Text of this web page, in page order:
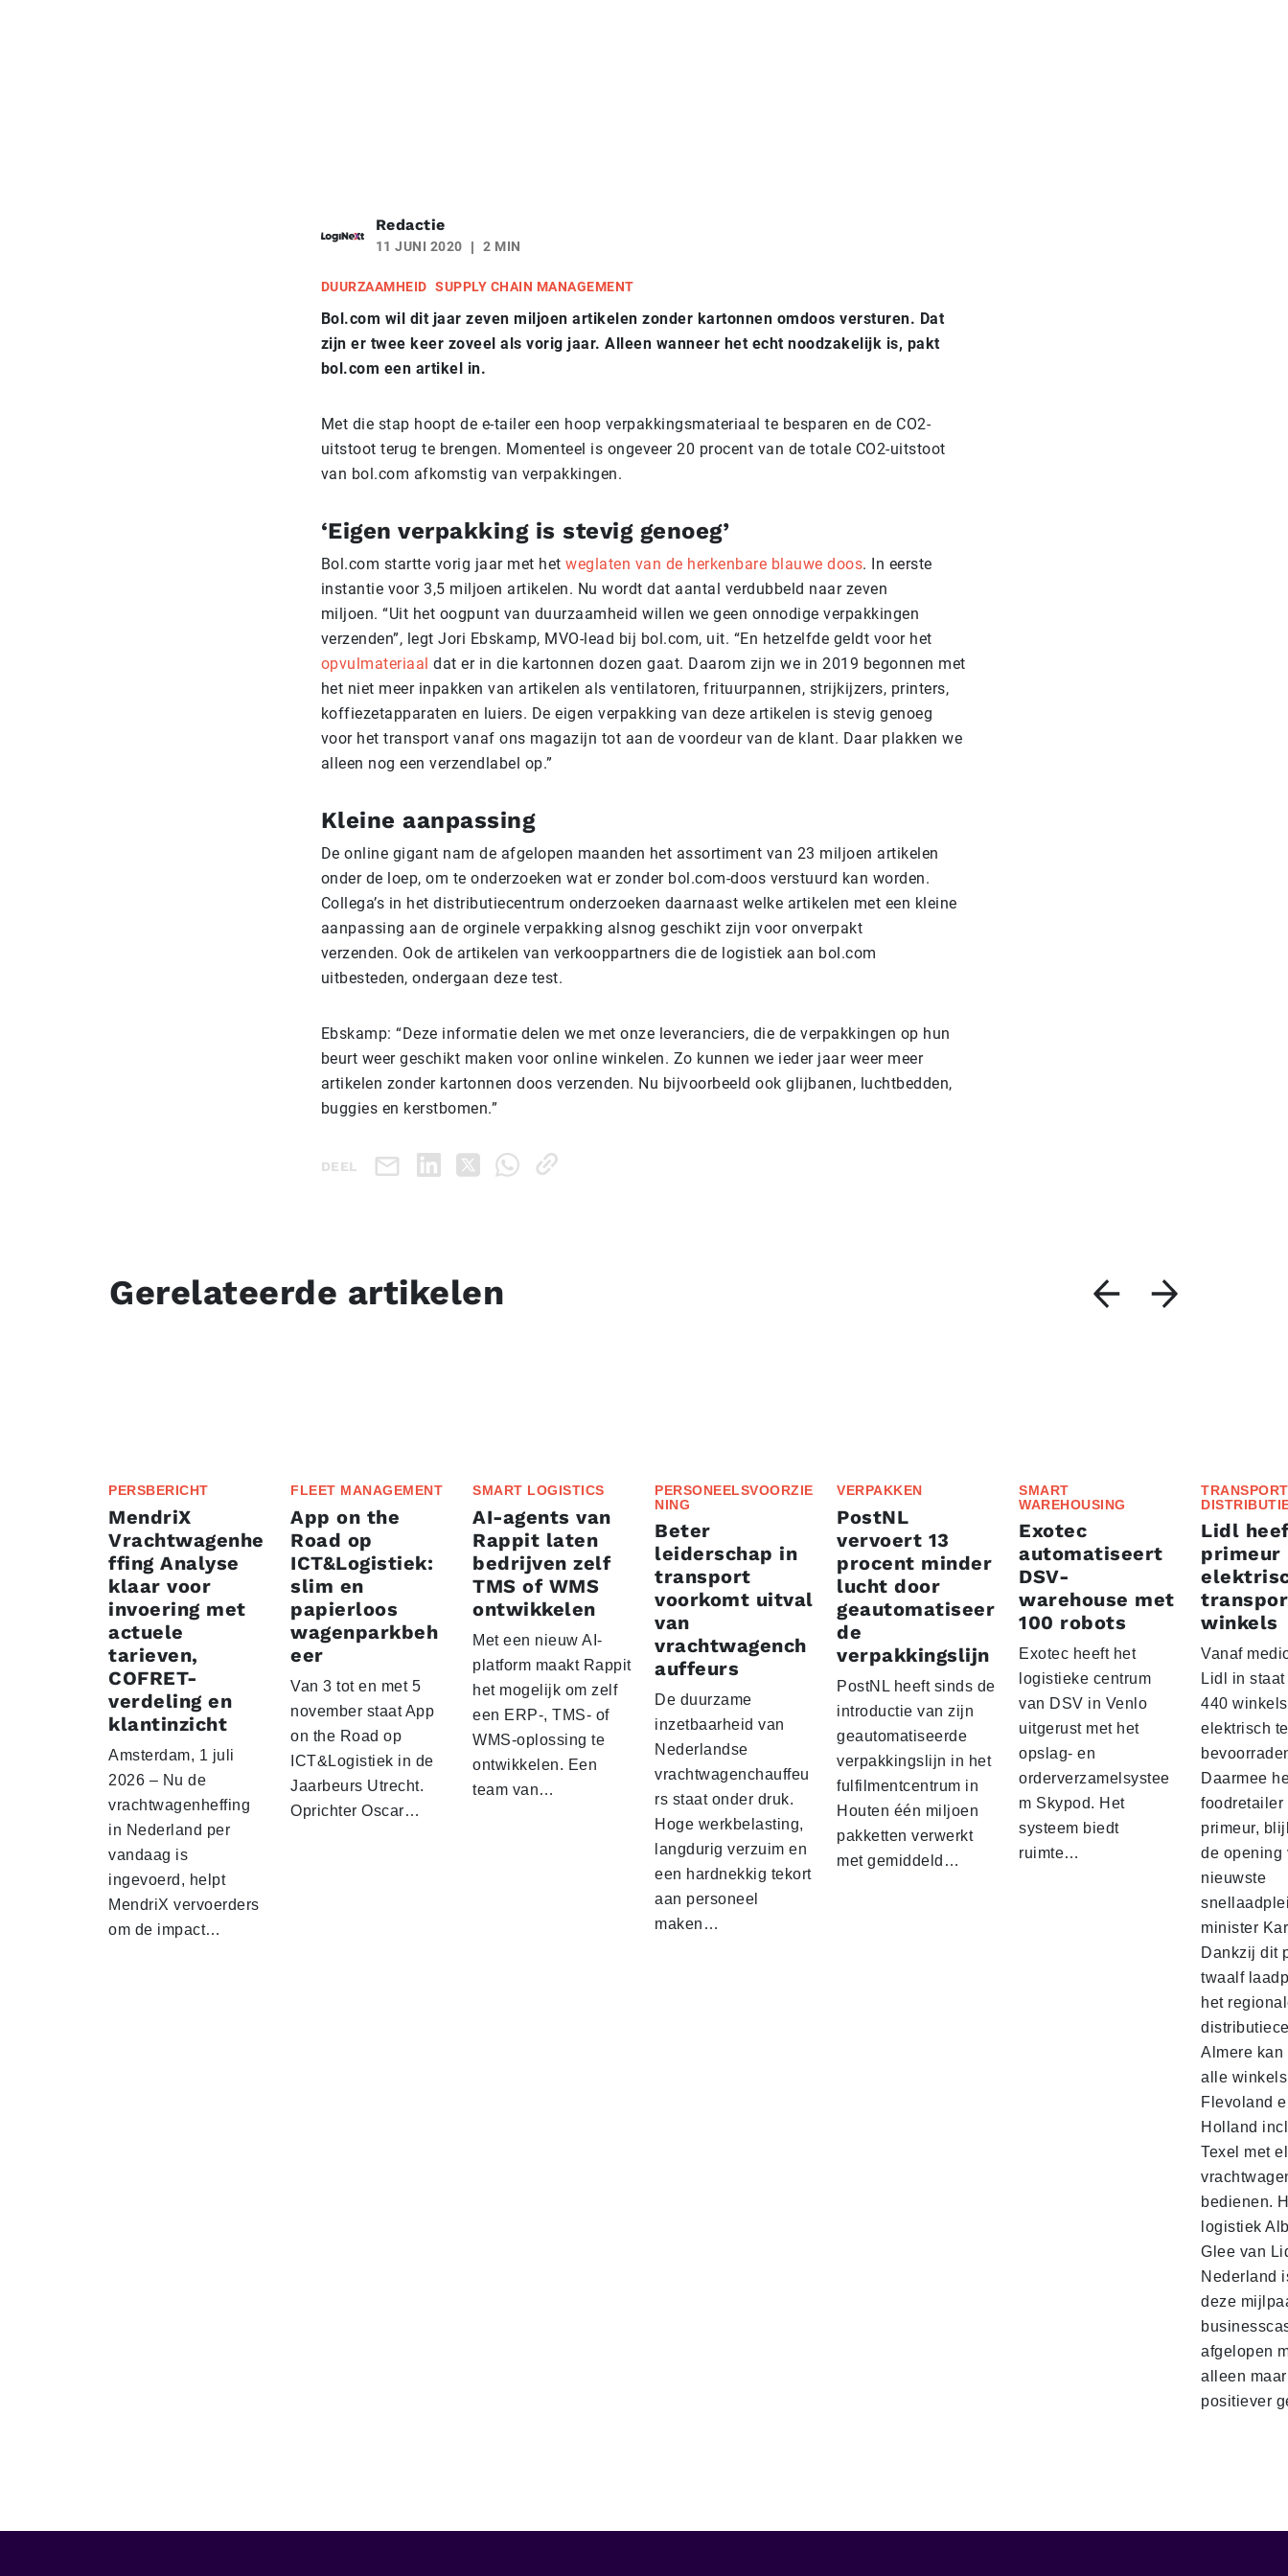
Redactie
11 JUNI 2020 2 MIN
DUURZAAMHEID SUPPLY CHAIN MANAGEMENT
Bol.com wil dit jaar zeven miljoen artikelen zonder kartonnen omdoos versturen. Dat
zijn er twee keer zoveel als vorig jaar. Alleen wanneer het echt noodzakelijk is, pakt
bol.com een artikel in.
Met die stap hoopt de e-tailer een hoop verpakkingsmateriaal te besparen en de CO2-
uitstoot terug te brengen. Momenteel is ongeveer 20 procent van de totale CO2-uitstoot
van bol.com afkomstig van verpakkingen.
‘Eigen verpakking is stevig genoeg’
Bol.com startte vorig jaar met het weglaten van de herkenbare blauwe doos. In eerste
instantie voor 3,5 miljoen artikelen. Nu wordt dat aantal verdubbeld naar zeven
miljoen. “Uit het oogpunt van duurzaamheid willen we geen onnodige verpakkingen
verzenden”, legt Jori Ebskamp, MVO-lead bij bol.com, uit. “En hetzelfde geldt voor het
opvulmateriaal dat er in die kartonnen dozen gaat. Daarom zijn we in 2019 begonnen met
het niet meer inpakken van artikelen als ventilatoren, frituurpannen, strijkijzers, printers,
koffiezetapparaten en luiers. De eigen verpakking van deze artikelen is stevig genoeg
voor het transport vanaf ons magazijn tot aan de voordeur van de klant. Daar plakken we
alleen nog een verzendlabel op.”
Kleine aanpassing
De online gigant nam de afgelopen maanden het assortiment van 23 miljoen artikelen
onder de loep, om te onderzoeken wat er zonder bol.com-doos verstuurd kan worden.
Collega’s in het distributiecentrum onderzoeken daarnaast welke artikelen met een kleine
aanpassing aan de orginele verpakking alsnog geschikt zijn voor onverpakt
verzenden. Ook de artikelen van verkooppartners die de logistiek aan bol.com
uitbesteden, ondergaan deze test.
Ebskamp: “Deze informatie delen we met onze leveranciers, die de verpakkingen op hun
beurt weer geschikt maken voor online winkelen. Zo kunnen we ieder jaar weer meer
artikelen zonder kartonnen doos verzenden. Nu bijvoorbeeld ook glijbanen, luchtbedden,
buggies en kerstbomen.”
DEEL
Gerelateerde artikelen
PERSBERICHT
MendriX
Vrachtwagenhe
ffing Analyse
klaar voor
invoering met
actuele
tarieven,
COFRET-
verdeling en
klantinzicht
Amsterdam, 1 juli
2026 – Nu de
vrachtwagenheffing
in Nederland per
vandaag is
ingevoerd, helpt
MendriX vervoerders
om de impact…
FLEET MANAGEMENT
App on the
Road op
ICT&Logistiek:
slim en
papierloos
wagenparkbeh
eer
Van 3 tot en met 5
november staat App
on the Road op
ICT&Logistiek in de
Jaarbeurs Utrecht.
Oprichter Oscar…
SMART LOGISTICS
AI-agents van
Rappit laten
bedrijven zelf
TMS of WMS
ontwikkelen
Met een nieuw AI-
platform maakt Rappit
het mogelijk om zelf
een ERP-, TMS- of
WMS-oplossing te
ontwikkelen. Een
team van…
PERSONEELSVOORZIE
NING
Beter
leiderschap in
transport
voorkomt uitval
van
vrachtwagench
auffeurs
De duurzame
inzetbaarheid van
Nederlandse
vrachtwagenchauffeu
rs staat onder druk.
Hoge werkbelasting,
langdurig verzuim en
een hardnekkig tekort
aan personeel
maken…
VERPAKKEN
PostNL
vervoert 13
procent minder
lucht door
geautomatiseer
de
verpakkingslijn
PostNL heeft sinds de
introductie van zijn
geautomatiseerde
verpakkingslijn in het
fulfilmentcentrum in
Houten één miljoen
pakketten verwerkt
met gemiddeld…
SMART
WAREHOUSING
Exotec
automatiseert
DSV-
warehouse met
100 robots
Exotec heeft het
logistieke centrum
van DSV in Venlo
uitgerust met het
opslag- en
orderverzamelsystee
m Skypod. Het
systeem biedt
ruimte…
Lidl
primeur
winkels
Vanaf
Lidl in
440 winkels
elektrisch te
Daarmee
foodretailer
primeur,
de opening
nieuwste
minister
Dankzij dit
twaalf
het
Almere
alle
Flevoland
Holland
Texel met
bedienen.
logistiek
Glee van
Nederland
deze
afgelopen
alleen maar
positiever